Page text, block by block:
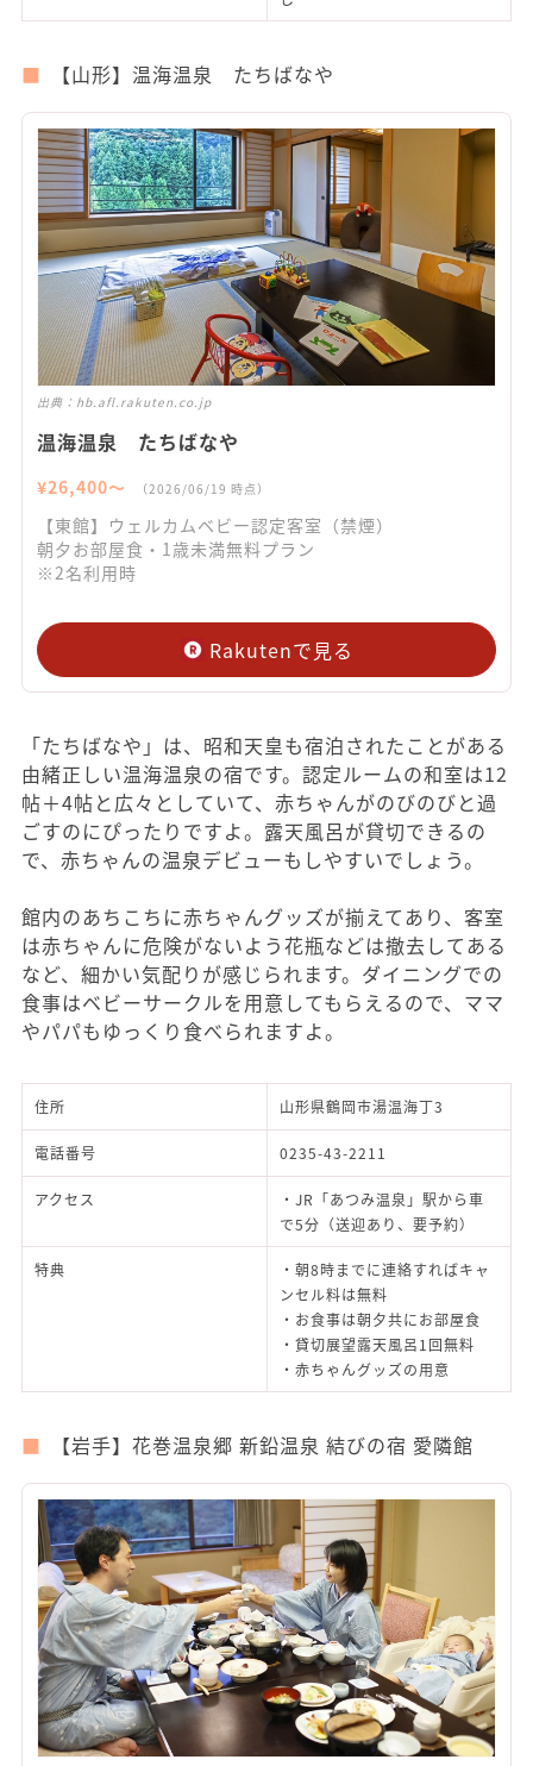
【山形】温海温泉 たちばなや
出典： hb.afl.rakuten.co.jp
温海温泉 たちばなや
¥26,400〜 （2026/06/19 時点）
【東館】ウェルカムベビー認定客室（禁煙）
朝夕お部屋食・1歳未満無料プラン
※2名利用時
Rakutenで見る
「たちばなや」は、昭和天皇も宿泊されたことがある
由緒正しい温海温泉の宿です。認定ルームの和室は12
帖＋4帖と広々としていて、赤ちゃんがのびのびと過
ごすのにぴったりですよ。露天風呂が貸切できるの
で、赤ちゃんの温泉デビューもしやすいでしょう。
館内のあちこちに赤ちゃんグッズが揃えてあり、客室
は赤ちゃんに危険がないよう花瓶などは撤去してある
など、細かい気配りが感じられます。ダイニングでの
食事はベビーサークルを用意してもらえるので、ママ
やパパもゆっくり食べられますよ。
住所 山形県鶴岡市湯温海丁3
電話番号 0235-43-2211
アクセス
・JR「あつみ温泉」駅から車
で5分（送迎あり、要予約）
特典
・朝8時までに連絡すればキャ
ンセル料は無料
・お食事は朝夕共にお部屋食
・貸切展望露天風呂1回無料
・赤ちゃんグッズの用意
【岩手】花巻温泉郷 新鉛温泉 結びの宿 愛隣館